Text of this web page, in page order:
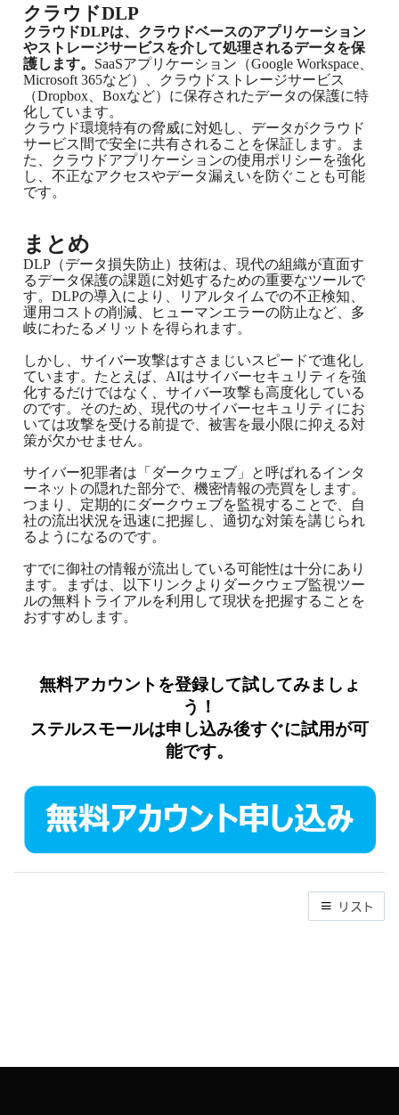
クラウドDLP
クラウドDLPは、クラウドベースのアプリケーション
やストレージサービスを介して処理されるデータを保
護します。 SaaSアプリケーション（Google Workspace、
Microsoft 365など）、クラウドストレージサービス
（Dropbox、Boxなど）に保存されたデータの保護に特
化しています。
クラウド環境特有の脅威に対処し、データがクラウド
サービス間で安全に共有されることを保証します。ま
た、クラウドアプリケーションの使用ポリシーを強化
し、不正なアクセスやデータ漏えいを防ぐことも可能
です。
まとめ
DLP（データ損失防止）技術は、現代の組織が直面す
るデータ保護の課題に対処するための重要なツールで
す。DLPの導入により、リアルタイムでの不正検知、
運用コストの削減、ヒューマンエラーの防止など、多
岐にわたるメリットを得られます。
しかし、サイバー攻撃はすさまじいスピードで進化し
ています。たとえば、AIはサイバーセキュリティを強
化するだけではなく、サイバー攻撃も高度化している
のです。そのため、現代のサイバーセキュリティにお
いては攻撃を受ける前提で、被害を最小限に抑える対
策が欠かせません。
サイバー犯罪者は「 ダークウェブ 」と呼ばれるインタ
ーネットの隠れた部分で、機密情報の売買をします。
つまり、定期的にダークウェブを監視することで、自
社の流出状況を迅速に把握し、適切な対策を講じられ
るようになるのです。
すでに御社の情報が流出している可能性は十分にあり
ます。まずは、以下リンクより ダークウェブ監視ツー
ルの無料トライアルを利用して現状を把握することを
おすすめします。
無料アカウントを登録して試してみましょ
う！
ステルスモールは申し込み後すぐに試用が可
能です。
リスト